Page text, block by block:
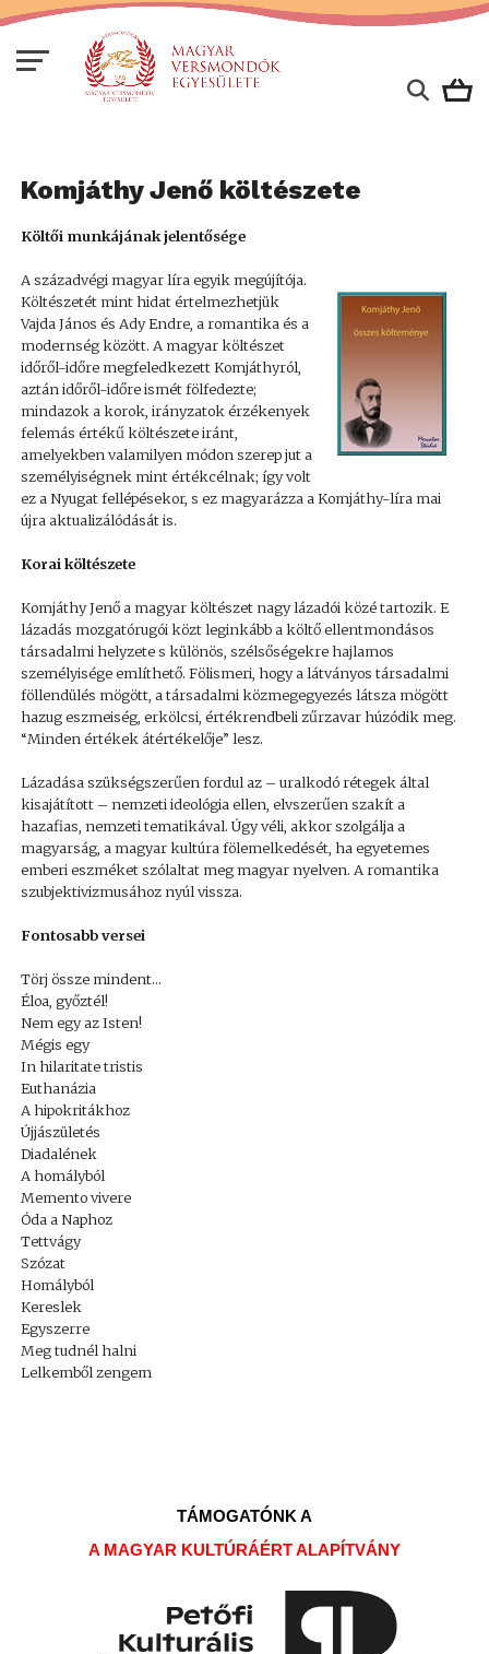
Komjáthy Jenő költészete
Költői munkájának jelentősége
A századvégi magyar líra egyik megújítója.
Költészetét mint hidat értelmezhetjük
Vajda János és Ady Endre, a romantika és a
modernség között. A magyar költészet
időről-időre megfeledkezett Komjáthyról,
aztán időről-időre ismét fölfedezte;
mindazok a korok, irányzatok érzékenyek
felemás értékű költészete iránt,
amelyekben valamilyen módon szerep jut a
személyiségnek mint értékcélnak; így volt
ez a Nyugat fellépésekor, s ez magyarázza a Komjáthy-líra mai
újra aktualizálódását is.
Korai költészete
Komjáthy Jenő a magyar költészet nagy lázadói közé tartozik. E
lázadás mozgatórugói közt leginkább a költő ellentmondásos
társadalmi helyzete s különös, szélsőségekre hajlamos
személyisége említhető. Fölismeri, hogy a látványos társadalmi
föllendülés mögött, a társadalmi közmegegyezés látsza mögött
hazug eszmeiség, erkölcsi, értékrendbeli zűrzavar húzódik meg.
“Minden értékek átértékelője” lesz.
Lázadása szükségszerűen fordul az – uralkodó rétegek által
kisajátított – nemzeti ideológia ellen, elvszerűen szakít a
hazafias, nemzeti tematikával. Úgy véli, akkor szolgálja a
magyarság, a magyar kultúra fölemelkedését, ha egyetemes
emberi eszméket szólaltat meg magyar nyelven. A romantika
szubjektivizmusához nyúl vissza.
Fontosabb versei
Törj össze mindent…
Éloa, győztél!
Nem egy az Isten!
Mégis egy
In hilaritate tristis
Euthanázia
A hipokritákhoz
Újjászületés
Diadalének
A homályból
Memento vivere
Óda a Naphoz
Tettvágy
Szózat
Homályból
Kereslek
Egyszerre
Meg tudnél halni
Lelkemből zengem
TÁMOGATÓNK A
A MAGYAR KULTÚRÁÉRT ALAPÍTVÁNY